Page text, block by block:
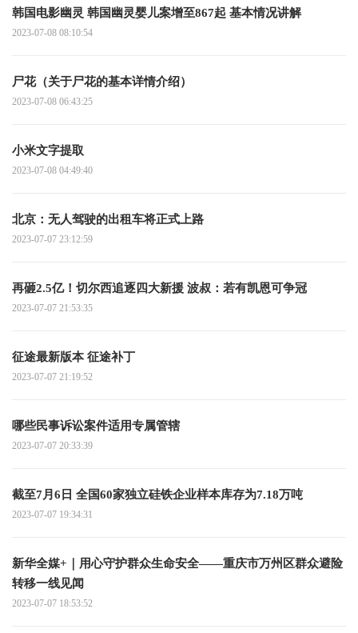
韩国电影幽灵 韩国幽灵婴儿案增至867起 基本情况讲解
2023-07-08 08:10:54
尸花（关于尸花的基本详情介绍）
2023-07-08 06:43:25
小米文字提取
2023-07-08 04:49:40
北京：无人驾驶的出租车将正式上路
2023-07-07 23:12:59
再砸2.5亿！切尔西追逐四大新援 波叔：若有凯恩可争冠
2023-07-07 21:53:35
征途最新版本 征途补丁
2023-07-07 21:19:52
哪些民事诉讼案件适用专属管辖
2023-07-07 20:33:39
截至7月6日 全国60家独立硅铁企业样本库存为7.18万吨
2023-07-07 19:34:31
新华全媒+｜用心守护群众生命安全——重庆市万州区群众避险
转移一线见闻
2023-07-07 18:53:52